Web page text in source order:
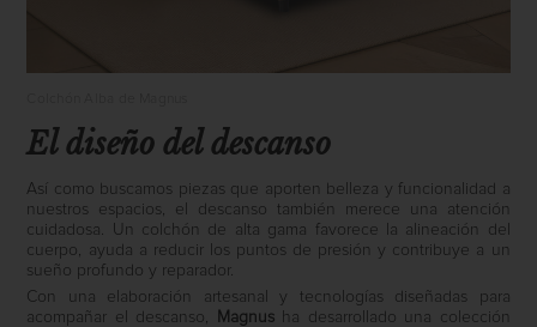
El diseño del descanso
Así como buscamos piezas que aporten belleza y funcionalidad a
nuestros espacios, el descanso también merece una atención
cuidadosa. Un colchón de alta gama favorece la alineación del
cuerpo, ayuda a reducir los puntos de presión y contribuye a un
sueño profundo y reparador.
Con una elaboración artesanal y tecnologías diseñadas para
acompañar el descanso,
Magnusha desarrollado una colección